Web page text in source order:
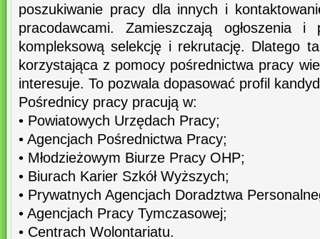
poszukiwanie pracy dla innych i
pracodawcami. Zamieszczają ogłoszenia
kompleksową selekcję i rekrutację. Dlatego
korzystająca z pomocy pośrednictwa pracy
interesuje. To pozwala dopasować profil
Pośrednicy pracy pracują w:
• Powiatowych Urzędach Pracy;
• Agencjach Pośrednictwa Pracy;
• Młodzieżowym Biurze Pracy OHP;
• Biurach Karier Szkół Wyższych;
• Prywatnych Agencjach Doradztwa
• Agencjach Pracy Tymczasowej;
• Centrach Wolontariatu.